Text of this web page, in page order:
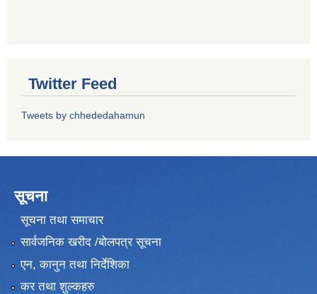
Twitter Feed
Tweets by chhededahamun
सूचना
सूचना तथा समाचार
सार्वजनिक खरीद /बोलपत्र सूचना
एन, कानुन तथा निर्देशिका
कर तथा शुल्कहरु